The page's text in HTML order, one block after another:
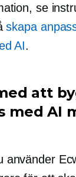
se
skapa
AI.
att
med AI
använder